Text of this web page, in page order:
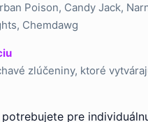
Poison, Candy Jack,
Chemdawg
zlúčeniny, ktoré
pre